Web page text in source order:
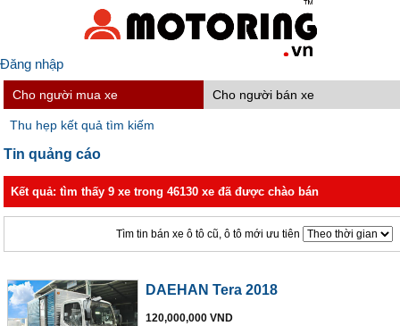
Đăng nhập
Cho người mua xe Cho người bán xe
Thu hẹp kết quả tìm kiếm
Tin quảng cáo
Kết quả: tìm thấy 9 xe trong 46130 xe đã được chào bán
Tìm tin bán xe ô tô cũ, ô tô mới ưu tiên
DAEHAN Tera 2018
120,000,000 VND